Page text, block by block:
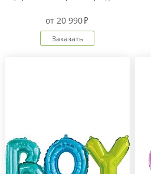
от 20 990
Заказать